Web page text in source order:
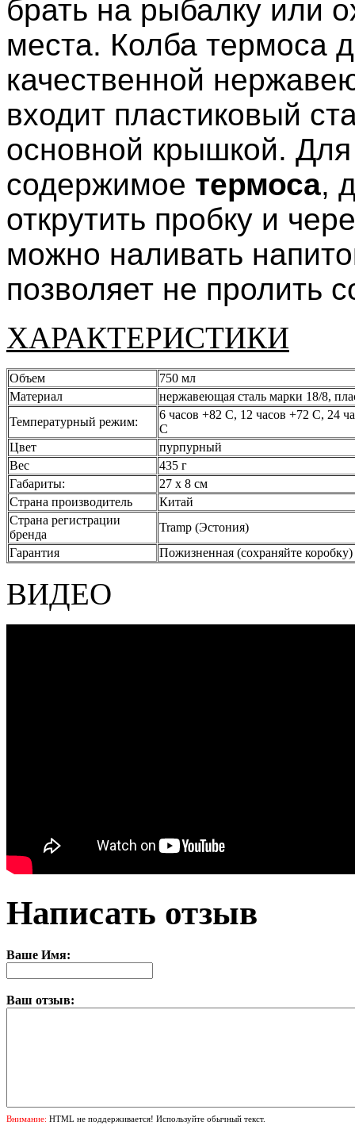
брать на рыбалку или
места. Колба термоса
качественной
входит пластиковый
основной крышкой. Для
содержимое термоса,
открутить пробку и
можно наливать
позволяет не пролить
ХАРАКТЕРИСТИКИ
Объем
750 мл
Материал
нержавеющая сталь марки 18/8,
Температурный режим:
6 часов +82 С, 12 часов +72 С, 24
С
Цвет
пурпурный
Вес
435 г
Габариты:
27 х 8 см
Страна производитель
Китай
Страна регистрации
бренда
Tramp (Эстония)
Гарантия
Пожизненная (сохраняйте коробку)
ВИДЕО
Написать отзыв
Ваше Имя:
Ваш отзыв:
Внимание: HTML не поддерживается! Используйте обычный текст.